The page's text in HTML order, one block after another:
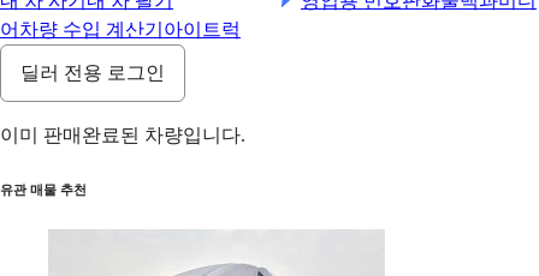
어 차량 수입 계산기 아이트럭
딜러 전용 로그인
이미 판매완료된 차량입니다.
유관 매물 추천